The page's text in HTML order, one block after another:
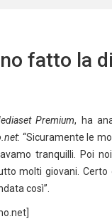
fatto la
Premium, ha
: “Sicuramente le
tranquilli. Poi
molti giovani.
così”.